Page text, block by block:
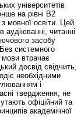
університетів
на рівні В2
мовної освіти. Цей
читанні
засобу
системного
мови втрачає
досвід свідчить,
необхідними
і
твердження, не
офіційний та
академічної